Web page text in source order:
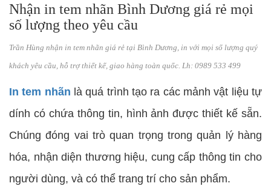
Nhận in tem nhãn Bình Dương giá rẻ mọi
số lượng theo yêu cầu
Trần Hùng nhận in tem nhãn giá rẻ tại Bình Dương, in với mọi số lượng quý
khách yêu cầu, hỗ trợ thiết kế, giao hàng toàn quốc. Lh: 0989 533 499
In tem nhãn là quá trình tạo ra các mảnh vật liệu tự
dính có chứa thông tin, hình ảnh được thiết kế sẵn.
Chúng đóng vai trò quan trọng trong quản lý hàng
hóa, nhận diện thương hiệu, cung cấp thông tin cho
người dùng, và có thể trang trí cho sản phẩm.